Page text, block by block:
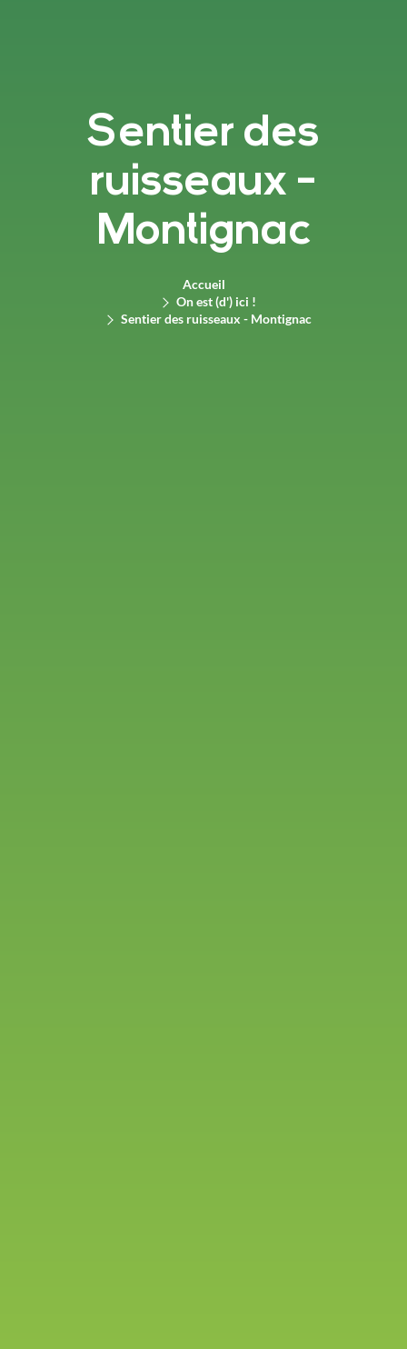
Sentier des
ruisseaux -
Montignac
Accueil
On est (d') ici !
Sentier des ruisseaux - Montignac